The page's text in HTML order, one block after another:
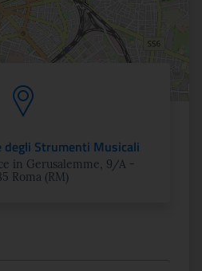
degli Strumenti Musicali
in Gerusalemme, 9/A -
Roma (RM)